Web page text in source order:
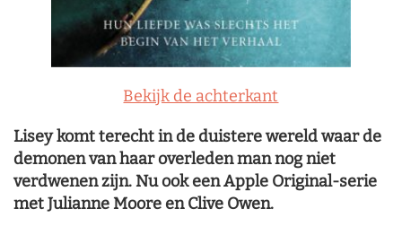
Bekijk de achterkant
Lisey komt terecht in de duistere wereld waar de
demonen van haar overleden man nog niet
verdwenen zijn. Nu ook een Apple Original-serie
met Julianne Moore en Clive Owen.